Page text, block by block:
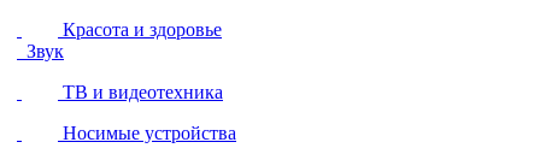
Красота и здоровье
Звук
ТВ и видеотехника
Носимые устройства